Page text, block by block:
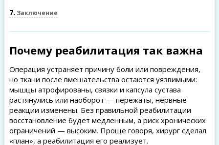
7 Заключение
Почему реабилитация так важна
Операция устраняет причину боли или повреждения,
но ткани после вмешательства остаются уязвимыми:
мышцы атрофированы, связки и капсула сустава
растянулись или наоборот — пережаты, нервные
реакции изменены. Без правильной реабилитации
восстановление будет медленным, а риск хронических
ограничений — высоким. Проще говоря, хирург сделал
«план», а реабилитация его реализует.